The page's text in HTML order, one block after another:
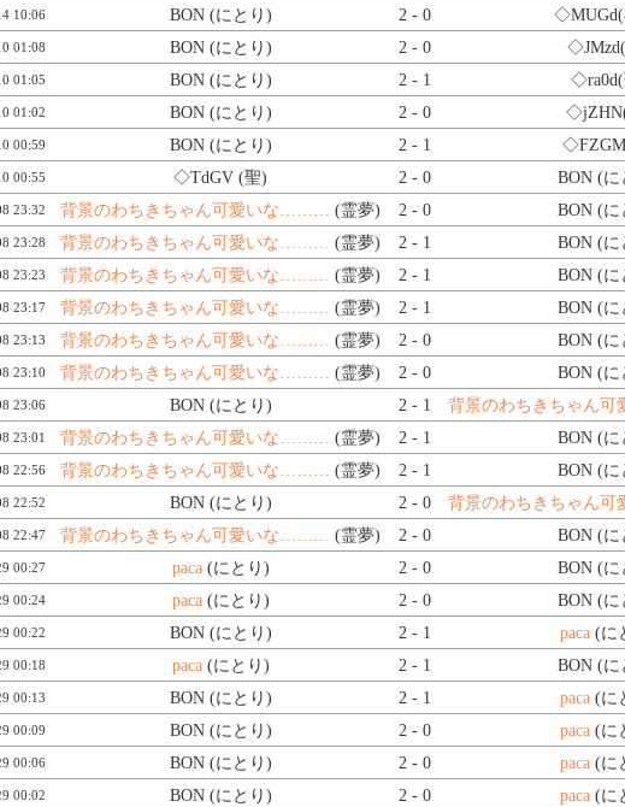
10:06 BON (にとり) 2 - 0 ◇MUGd
01:08 BON (にとり) 2 - 0 ◇JMzd
01:05 BON (にとり) 2 - 1 ◇ra0d
01:02 BON (にとり) 2 - 0 ◇jZHN
00:59 BON (にとり) 2 - 1 ◇FZGM
00:55 ◇TdGV (聖) 2 - 0 BON (に
23:32 背景のわちきちゃん可愛いな……… (霊夢) 2 - 0 BON (に
23:28 背景のわちきちゃん可愛いな……… (霊夢) 2 - 1 BON (に
23:23 背景のわちきちゃん可愛いな……… (霊夢) 2 - 1 BON (に
23:17 背景のわちきちゃん可愛いな……… (霊夢) 2 - 1 BON (に
23:13 背景のわちきちゃん可愛いな……… (霊夢) 2 - 0 BON (に
23:10 背景のわちきちゃん可愛いな……… (霊夢) 2 - 0 BON (に
23:06 BON (にとり) 2 - 1 背景のわちきちゃん
23:01 背景のわちきちゃん可愛いな……… (霊夢) 2 - 1 BON (に
22:56 背景のわちきちゃん可愛いな……… (霊夢) 2 - 1 BON (に
22:52 BON (にとり) 2 - 0 背景のわちきちゃん
22:47 背景のわちきちゃん可愛いな……… (霊夢) 2 - 0 BON (に
00:27 paca(にとり) 2 - 0 BON (に
00:24 paca(にとり) 2 - 0 BON (に
00:22 BON (にとり) 2 - 1 paca(に
00:18 paca(にとり) 2 - 1 BON (に
00:13 BON (にとり) 2 - 1 paca(に
00:09 BON (にとり) 2 - 0 paca(に
00:06 BON (にとり) 2 - 0 paca(に
00:02 BON (にとり) 2 - 0 paca(に